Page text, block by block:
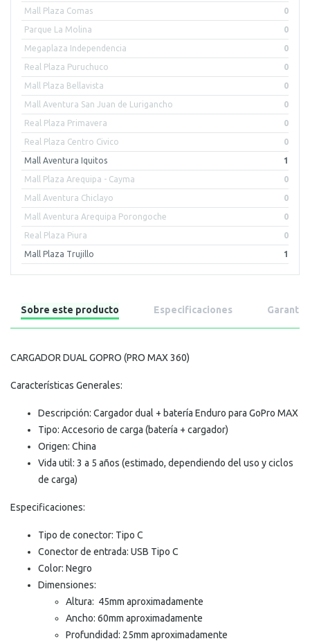
Mall Plaza Comas 0
Parque La Molina 0
Megaplaza Independencia 0
Real Plaza Puruchuco 0
Mall Plaza Bellavista 0
Mall Aventura San Juan de Lurigancho 0
Real Plaza Primavera 0
Real Plaza Centro Civico 0
Mall Aventura Iquitos 1
Mall Plaza Arequipa - Cayma 0
Mall Aventura Chiclayo 0
Mall Aventura Arequipa Porongoche 0
Real Plaza Piura 0
Mall Plaza Trujillo 1
Sobre este producto Especificaciones Garantía
CARGADOR DUAL GOPRO (PRO MAX 360)
Características Generales:
Descripción: Cargador dual + batería Enduro para GoPro MAX
Tipo: Accesorio de carga (batería + cargador)
Origen: China
Vida util: 3 a 5 años (estimado, dependiendo del uso y ciclos
de carga)
Especificaciones:
Tipo de conector: Tipo C
Conector de entrada: USB Tipo C
Color: Negro
Dimensiones:
Altura: 45mm aproximadamente
Ancho: 60mm aproximadamente
Profundidad: 25mm aproximadamente